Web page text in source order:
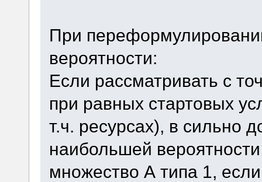
При
вероятности:
Если рассматривать с
при равных стартовых
т.ч. ресурсах), в сильно
наибольшей
множество А типа 1,